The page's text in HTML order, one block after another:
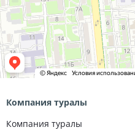
Компания туралы
Компания туралы